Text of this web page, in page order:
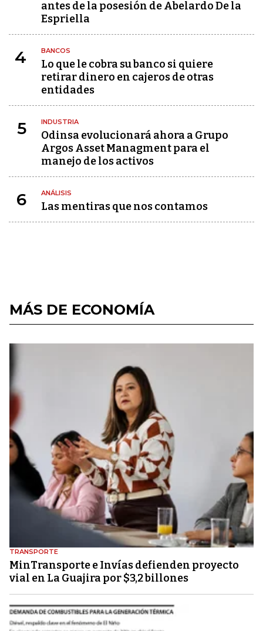
antes de la posesión de Abelardo De la
Espriella
4 BANCOS
Lo que le cobra su banco si quiere
retirar dinero en cajeros de otras
entidades
5 INDUSTRIA
Odinsa evolucionará ahora a Grupo
Argos Asset Managment para el
manejo de los activos
6 ANÁLISIS
Las mentiras que nos contamos
MÁS DE ECONOMÍA
TRANSPORTE
MinTransporte e Invías defienden proyecto
vial en La Guajira por $3,2 billones